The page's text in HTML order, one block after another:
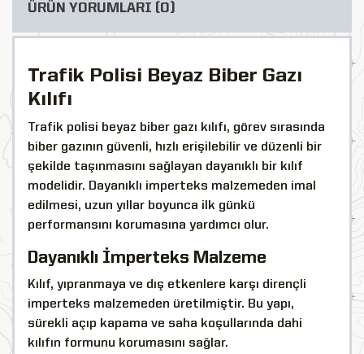
ÜRÜN YORUMLARI (0)
Trafik Polisi Beyaz Biber Gazı
Kılıfı
Trafik polisi beyaz biber gazı kılıfı, görev sırasında
biber gazının güvenli, hızlı erişilebilir ve düzenli bir
şekilde taşınmasını sağlayan dayanıklı bir kılıf
modelidir. Dayanıklı imperteks malzemeden imal
edilmesi, uzun yıllar boyunca ilk günkü
performansını korumasına yardımcı olur.
Dayanıklı İmperteks Malzeme
Kılıf, yıpranmaya ve dış etkenlere karşı dirençli
imperteks malzemeden üretilmiştir. Bu yapı,
sürekli açıp kapama ve saha koşullarında dahi
kılıfın formunu korumasını sağlar.